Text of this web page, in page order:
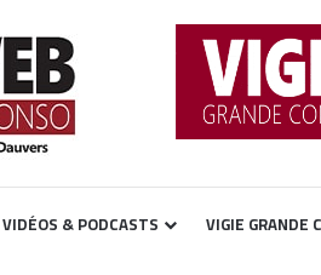
VIDÉOS & PODCASTS VIGIE GRANDE